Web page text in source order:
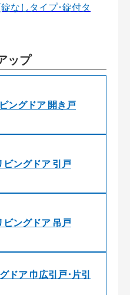
なしタイプ･錠付タ
ップ
ングドア 開き戸
ングドア 引戸
ングドア 吊戸
ドア 巾広引戸･片引